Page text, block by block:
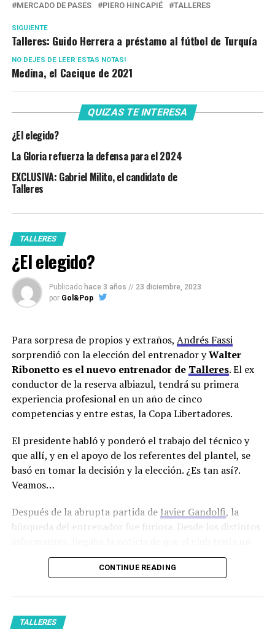
MERCADO DE PASES
PIERO HINCAPIÉ TALLERES
SIGUIENTE
Talleres: Guido Herrera a préstamo al fútbol de Turquía
NO DEJES DE LEER ESTAS NOTAS!
Medina, el Cacique de 2021
QUIZAS TE INTERESA
¿El elegido?
La Gloria refuerza la defensa para el 2024
EXCLUSIVA: Gabriel Milito, el candidato de
Talleres
TALLERES
¿El elegido?
Publicado hace 3 años // 23 diciembre, 2023
por Gol&Pop
Para sorpresa de propios y extraños, Andrés Fassi
sorprendió con la elección del entrenador yWalter
Ribonetto es el nuevo entrenador de Talleres. El ex
conductor de la reserva albiazul, tendrá su primera
experiencia profesional en un año de cinco
competencias y entre estas, la Copa Libertadores.
El presidente habló y ponderó el trabajo del técnico y
que allí, y en el apoyo de los referentes del plantel, se
basó en tomar la decisión y la elección. ¿Es tan así?.
Veamos…
Después de la abrupta partida de Javier Gandolfi, la
búsqueda del entrenador fue furiosa. Desde los distintos
par de requisitos para elegir el DT, entre ellos,
experiencia dirigiendo torneos internacionales. También
la hora de elegir el entrenador. Era cuestión de que los
nombres empezaran a caer y fueron cayendo a la mesa
CONTINUE READING
TALLERES